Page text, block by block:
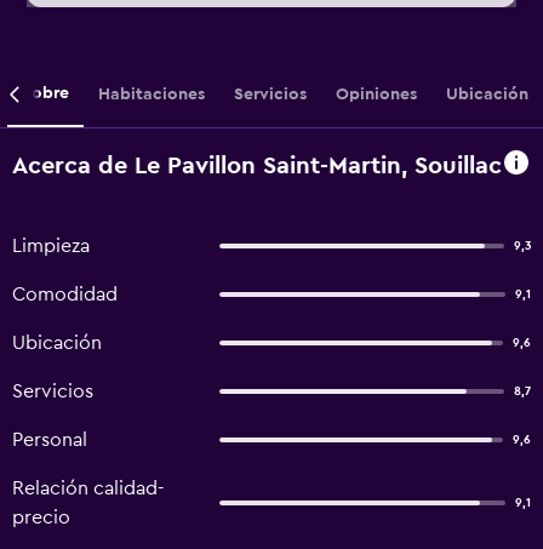
Sobre Habitaciones Servicios Opiniones Ubicación
Acerca de Le Pavillon Saint-Martin, Souillac
Limpieza 9,3
Comodidad 9,1
Ubicación 9,6
Servicios 8,7
Personal 9,6
Relación calidad-
precio
9,1